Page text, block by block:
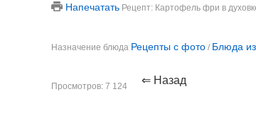
Напечатать Рецепт: Картофель фри в
Назначение блюда Рецепты с фото / Блюда
Просмотров: 7 124 ⇐ Назад